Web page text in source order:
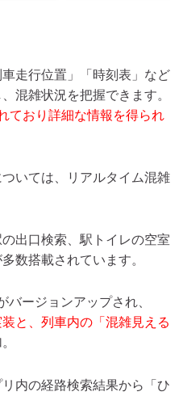
走行位置」「時刻表」など
混雑状況を把握できます。
ており詳細な情報を得られ
いては、リアルタイム混雑
出口検索、駅トイレの空室
数搭載されています。
ージョンアップされ、
と、列車内の「混雑見える
内の経路検索結果から「ひ